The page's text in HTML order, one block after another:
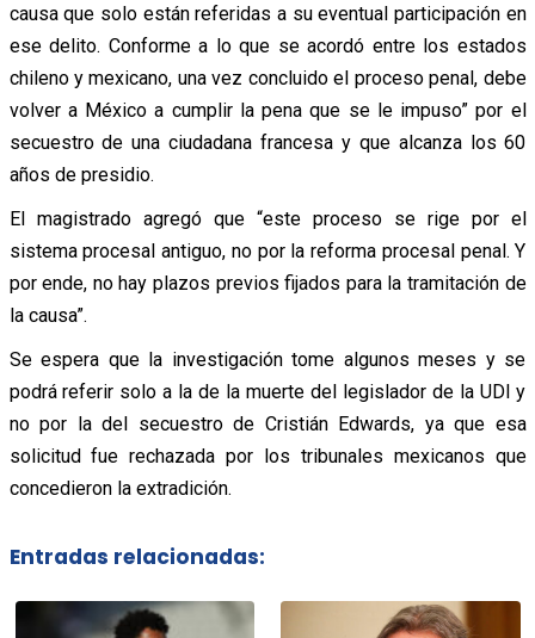
causa que solo están referidas a su eventual participación en
ese delito. Conforme a lo que se acordó entre los estados
chileno y mexicano, una vez concluido el proceso penal, debe
volver a México a cumplir la pena que se le impuso” por el
secuestro de una ciudadana francesa y que alcanza los 60
años de presidio.
El magistrado agregó que “este proceso se rige por el
sistema procesal antiguo, no por la reforma procesal penal. Y
por ende, no hay plazos previos fijados para la tramitación de
la causa”.
Se espera que la investigación tome algunos meses y se
podrá referir solo a la de la muerte del legislador de la UDI y
no por la del secuestro de Cristián Edwards, ya que esa
solicitud fue rechazada por los tribunales mexicanos que
concedieron la extradición.
Entradas relacionadas: